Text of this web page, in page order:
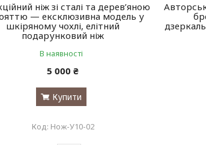
ніж зі сталі та дерев’яною
— ексклюзивна модель у
шкіряному чохлі, елітний
подарунковий ніж
В наявності
5 000 ₴
Купити
Нож-У10-02